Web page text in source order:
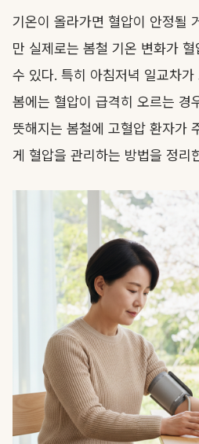
기온이 올라가면 혈압이 안정될
만 실제로는 봄철 기온 변화가
수 있다. 특히 아침저녁 일교차
봄에는 혈압이 급격히 오르는 경
뜻해지는 봄철에 고혈압 환자가
게 혈압을 관리하는 방법을 정리